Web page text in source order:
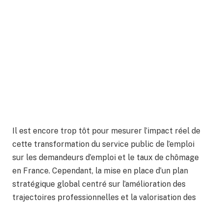
Il est encore trop tôt pour mesurer l’impact réel de
cette transformation du service public de l’emploi
sur les demandeurs d’emploi et le taux de chômage
en France. Cependant, la mise en place d’un plan
stratégique global centré sur l’amélioration des
trajectoires professionnelles et la valorisation des